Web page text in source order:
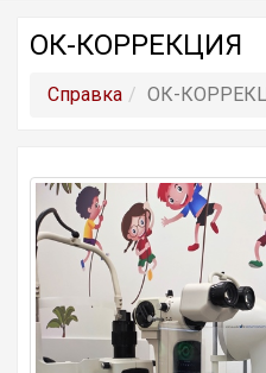
ОК-КОРРЕКЦИЯ
Справка ОК-